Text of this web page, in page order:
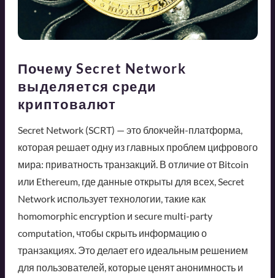
Почему Secret Network
выделяется среди
криптовалют
Secret Network (SCRT) — это блокчейн-платформа,
которая решает одну из главных проблем цифрового
мира: приватность транзакций. В отличие от Bitcoin
или Ethereum, где данные открыты для всех, Secret
Network использует технологии, такие как
homomorphic encryption и secure multi-party
computation, чтобы скрыть информацию о
транзакциях. Это делает его идеальным решением
для пользователей, которые ценят анонимность и